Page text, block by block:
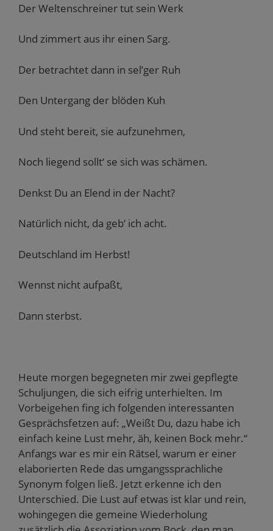
Der Weltenschreiner tut sein Werk
Und zimmert aus ihr einen Sarg.
Der betrachtet dann in sel’ger Ruh
Den Untergang der blöden Kuh
Und steht bereit, sie aufzunehmen,
Noch liegend sollt‘ se sich was schämen.
Denkst Du an Elend in der Nacht?
Natürlich nicht, da geb‘ ich acht.
Deutschland im Herbst!
Wennst nicht aufpaßt,
Dann sterbst.
Heute morgen begegneten mir zwei gepflegte
Schuljungen, die sich eifrig unterhielten. Im
Vorbeigehen fing ich folgenden interessanten
Gesprächsfetzen auf: „Weißt Du, dazu habe ich
einfach keine Lust mehr, äh, keinen Bock mehr.“
Anfangs war es mir ein Rätsel, warum er einer
elaborierten Rede das umgangssprachliche
Synonym folgen ließ. Jetzt erkenne ich den
Unterschied. Die Lust auf etwas ist klar und rein,
wohingegen die gemeine Wiederholung